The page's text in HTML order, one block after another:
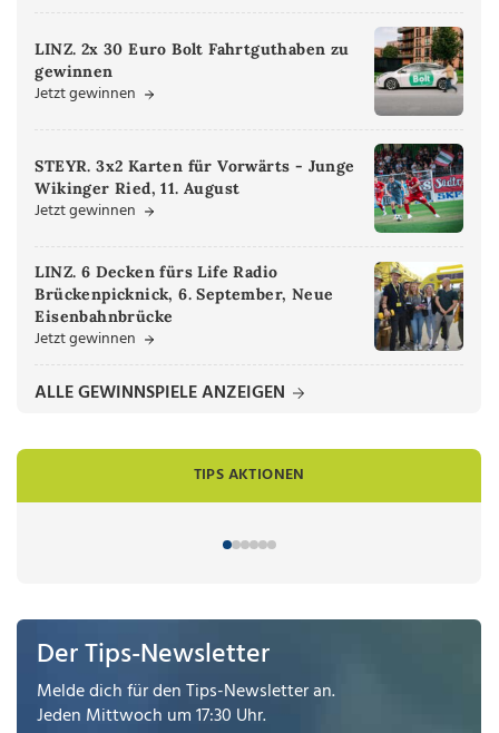
LINZ. 2x 30 Euro Bolt Fahrtguthaben zu
gewinnen
Jetzt gewinnen
STEYR. 3x2 Karten für Vorwärts - Junge
Wikinger Ried, 11. August
Jetzt gewinnen
LINZ. 6 Decken fürs Life Radio
Brückenpicknick, 6. September, Neue
Eisenbahnbrücke
Jetzt gewinnen
ALLE GEWINNSPIELE ANZEIGEN
TIPS AKTIONEN
Der Tips-Newsletter
Melde dich für den Tips-Newsletter an.
Jeden Mittwoch um 17:30 Uhr.